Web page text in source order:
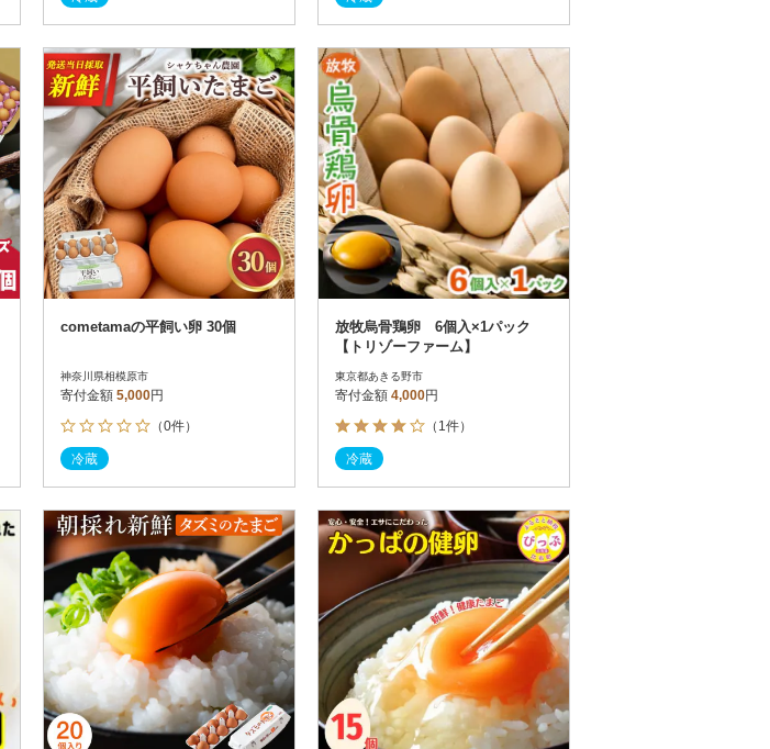
cometamaの平飼い卵 30個
神奈川県相模原市
寄付金額 5,000円
（0件）
冷蔵
放牧烏骨鶏卵 6個入×1パック
【トリゾーファーム】
東京都あきる野市
寄付金額 4,000円
（1件）
冷蔵